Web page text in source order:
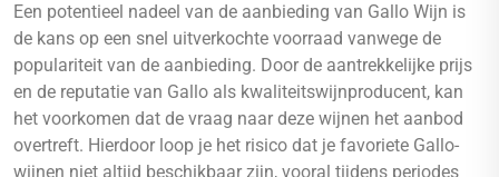
Een potentieel nadeel van de aanbieding van Gallo Wijn is
de kans op een snel uitverkochte voorraad vanwege de
populariteit van de aanbieding. Door de aantrekkelijke prijs
en de reputatie van Gallo als kwaliteitswijnproducent, kan
het voorkomen dat de vraag naar deze wijnen het aanbod
overtreft. Hierdoor loop je het risico dat je favoriete Gallo-
wijnen niet altijd beschikbaar zijn, vooral tijdens periodes